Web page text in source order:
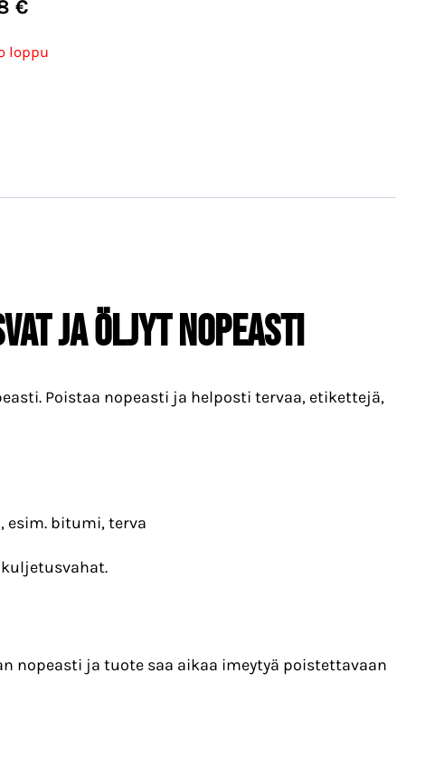
€
loppu
ja öljyt nopeasti
Poistaa nopeasti ja helposti tervaa, etikettejä,
esim. bitumi, terva
kuljetusvahat.
nopeasti ja tuote saa aikaa imeytyä poistettavaan